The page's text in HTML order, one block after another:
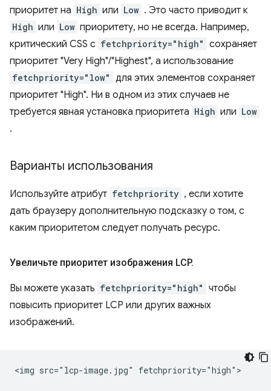
приоритет на High или Low . Это часто приводит к
High или Low приоритету, но не всегда. Например,
критический CSS с fetchpriority="high" сохраняет
приоритет "Very High"/"Highest", а использование
fetchpriority="low" для этих элементов сохраняет
приоритет "High". Ни в одном из этих случаев не
требуется явная установка приоритета High или Low
.
Варианты использования
Используйте атрибут fetchpriority , если хотите
дать браузеру дополнительную подсказку о том, с
каким приоритетом следует получать ресурс.
Увеличьте приоритет изображения LCP.
Вы можете указать fetchpriority="high" чтобы
повысить приоритет LCP или других важных
изображений.